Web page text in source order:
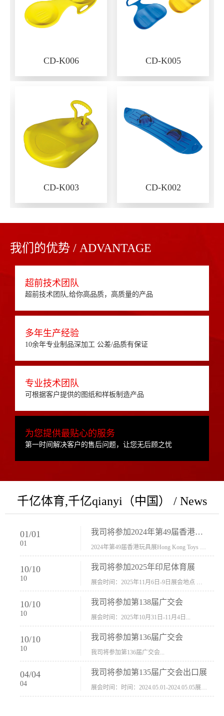
CD-K006 CD-K005
CD-K003 CD-K002
我们的优势 / ADVANTAGE
超前技术团队
超前技术团队,给你高品质，高质量的产品
多年生产经验
10余年专业制品深加工 公差/品质有保证
专业技术团队
可根据客户提供的图纸和样板制造产品
为您提供最贴心的服务
第一时间解决客户的售后问题，让您无后顾之忧
千亿体育,千亿qianyi（中国） / News
01/01
01
我司将参加2024年第49届香港玩具展Hong Kong Toys & Games Fair 欢迎新···
10/10
10
我司将参加2025年印尼体育展
10/10
10
我司将参加第138届广交会
展会时间：2025年10月31日-11月4日...
10/10
10
我司将参加第136届广交会
我司将参加第136届广交会...
04/04
04
我司将参加第135届广交会出口展
展会时间：时间：2024.05.01-2024.05.05展会地址：中国进出口商品交易会展馆福建康莱宝公司展位号12.1G37-38、H11-12，浙江康莱宝展位号17.1B23-24、C19-20...